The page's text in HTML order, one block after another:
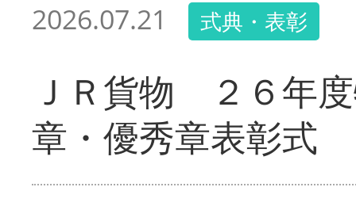
2026.07.21 式典・表彰
ＪＲ貨物 ２６年
章・優秀章表彰式